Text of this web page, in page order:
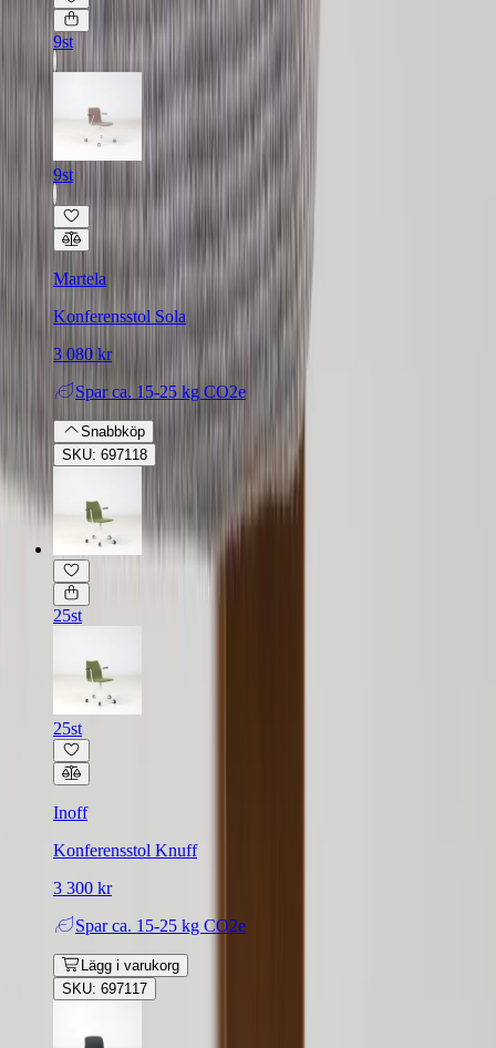
9st
9st
Martela
Konferensstol Sola
3 080 kr
Spar ca. 15-25 kg CO2e
Snabbköp
SKU: 697118
25st
25st
Inoff
Konferensstol Knuff
3 300 kr
Spar ca. 15-25 kg CO2e
Lägg i varukorg
SKU: 697117